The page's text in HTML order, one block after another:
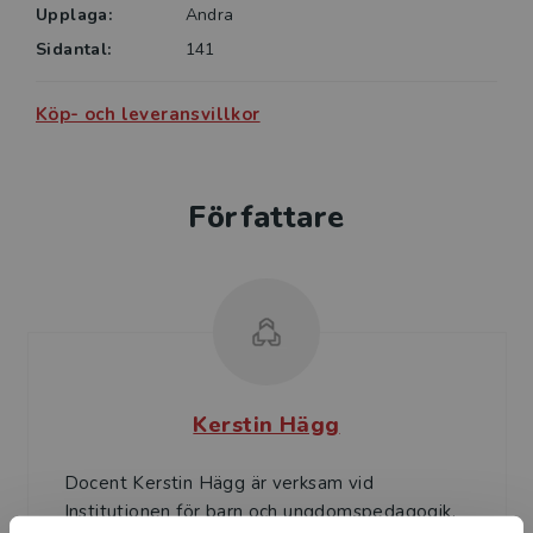
Upplaga:
Andra
Sidantal:
141
Köp- och leveransvillkor
Författare
Kerstin Hägg
Docent Kerstin Hägg är verksam vid
Institutionen för barn och ungdomspedagogik,